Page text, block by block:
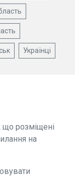
Українці
що розміщені
на